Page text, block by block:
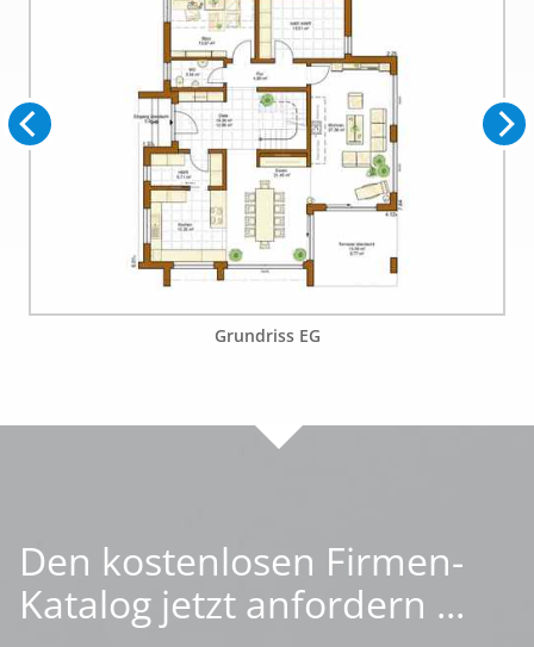
Grundriss EG
Den kostenlosen Firmen-
Katalog jetzt anfordern ...